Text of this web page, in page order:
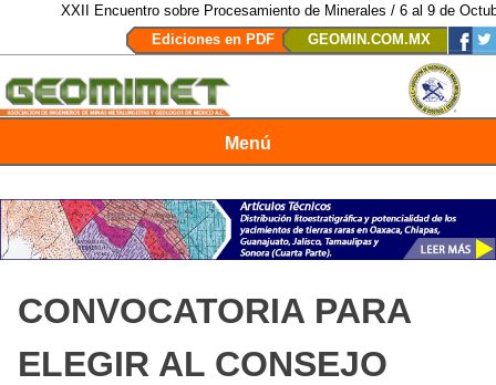
XXII Encuentro sobre Procesamiento de Minerales / 6 al 9 de Octubre
Ediciones en PDF
GEOMIN.COM.MX
Menú
CONVOCATORIA PARA
ELEGIR AL CONSEJO